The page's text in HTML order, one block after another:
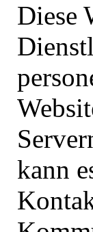
Diese
kann